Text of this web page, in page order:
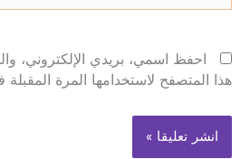
احفظ اسمي، بريدي الإلكتروني،
هذا المتصفح لاستخدامها المرة